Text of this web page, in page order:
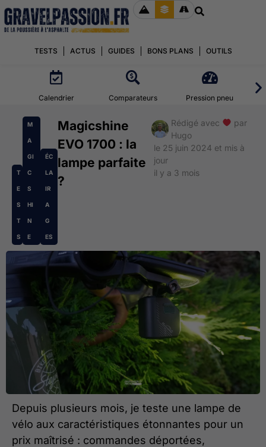
TESTS ACTUS GUIDES BONS PLANS OUTILS
Calendrier Comparateurs Pression pneu
T
E
S
T
S
M
A
GI
C
S
HI
N
E
ÉC
LA
IR
A
G
ES
Magicshine
EVO 1700 : la
lampe parfaite
?
Rédigé avec
par
Hugo
le 25 juin 2024 et mis à
jour
il y a 3 mois
Depuis plusieurs mois, je teste une lampe de
vélo aux caractéristiques étonnantes pour un
prix maîtrisé : commandes déportées,